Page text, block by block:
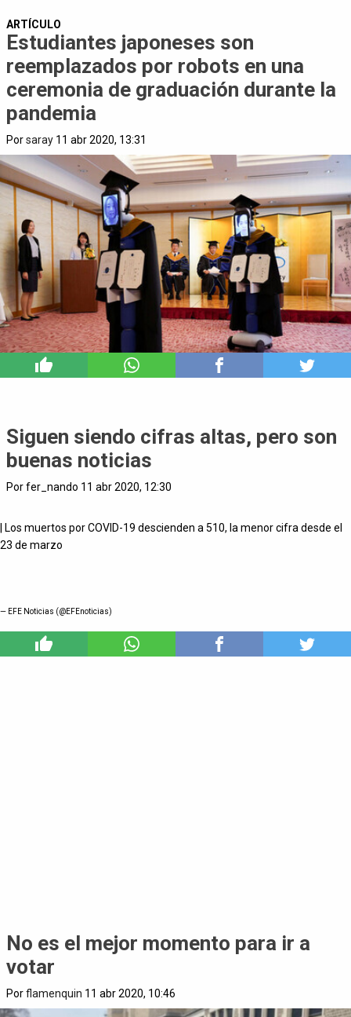
ARTÍCULO
Estudiantes japoneses son
reemplazados por robots en una
ceremonia de graduación durante la
pandemia
Porsaray 11 abr 2020, 13:31
Siguen siendo cifras altas, pero son
buenas noticias
Por fer_nando 11 abr 2020, 12:30
| Los muertos por COVID-19 descienden a 510, la menor cifra desde el
23 de marzo
— EFE Noticias (@EFEnoticias)
No es el mejor momento para ir a
votar
Porflamenquin 11 abr 2020, 10:46